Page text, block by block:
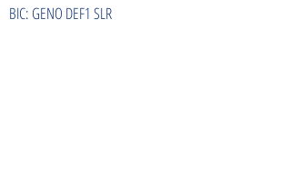
BIC: GENO DEF1 SLR